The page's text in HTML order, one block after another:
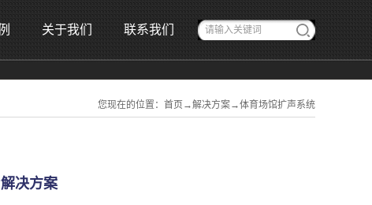
关于我们 联系我们
您现在的位置： 首页 →解决方案→体育场馆扩声系统
决方案